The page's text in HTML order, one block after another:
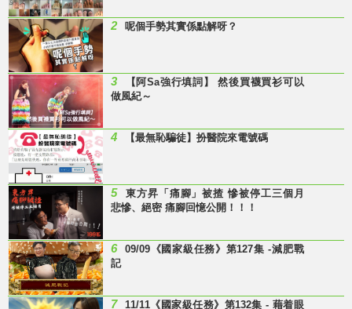
2 呢個手勢其實係點解呀？
3
【阿Sa強行填詞】 然後買襪買衫可以
做風紀～
4 【最無恥騙徒】扮醫院來電號碼
5
東方昇「痛腳」被揸 慘被停工三個月
悲慘、絕密 痛腳回憶公開！！！
6
09/09《國家級任務》第127集 -減肥戰
記
7 11/11《國家級任務》第132集 - 藉着眼